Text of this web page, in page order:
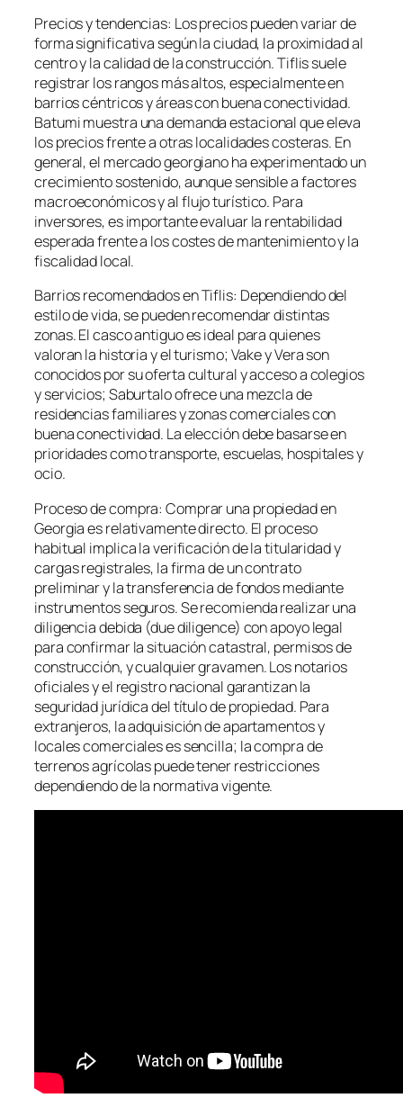
Precios y tendencias: Los precios pueden variar de
forma significativa según la ciudad, la proximidad al
centro y la calidad de la construcción. Tiflis suele
registrar los rangos más altos, especialmente en
barrios céntricos y áreas con buena conectividad.
Batumi muestra una demanda estacional que eleva
los precios frente a otras localidades costeras. En
general, el mercado georgiano ha experimentado un
crecimiento sostenido, aunque sensible a factores
macroeconómicos y al flujo turístico. Para
inversores, es importante evaluar la rentabilidad
esperada frente a los costes de mantenimiento y la
fiscalidad local.
Barrios recomendados en Tiflis: Dependiendo del
estilo de vida, se pueden recomendar distintas
zonas. El casco antiguo es ideal para quienes
valoran la historia y el turismo; Vake y Vera son
conocidos por su oferta cultural y acceso a colegios
y servicios; Saburtalo ofrece una mezcla de
residencias familiares y zonas comerciales con
buena conectividad. La elección debe basarse en
prioridades como transporte, escuelas, hospitales y
ocio.
Proceso de compra: Comprar una propiedad en
Georgia es relativamente directo. El proceso
habitual implica la verificación de la titularidad y
cargas registrales, la firma de un contrato
preliminar y la transferencia de fondos mediante
instrumentos seguros. Se recomienda realizar una
diligencia debida (due diligence) con apoyo legal
para confirmar la situación catastral, permisos de
construcción, y cualquier gravamen. Los notarios
oficiales y el registro nacional garantizan la
seguridad jurídica del título de propiedad. Para
extranjeros, la adquisición de apartamentos y
locales comerciales es sencilla; la compra de
terrenos agrícolas puede tener restricciones
dependiendo de la normativa vigente.